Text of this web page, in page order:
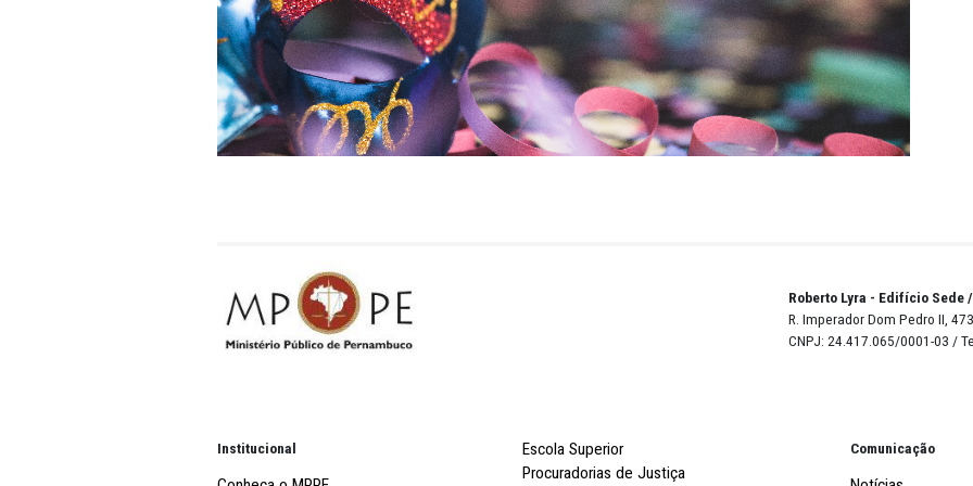
Holanda Dias Kershaw, foi publicado no Diário Oficial Eletrônico do MPPE do dia 13 de
fevereiro de 2023.